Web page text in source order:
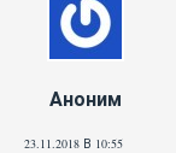
Аноним
23.11.2018 В 10:55